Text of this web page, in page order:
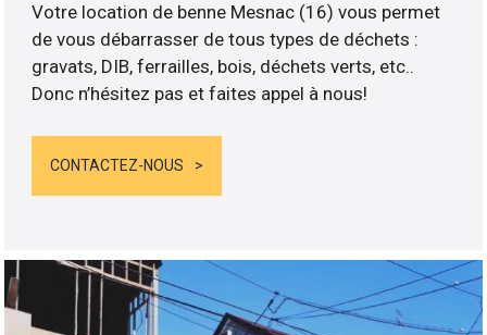
Votre location de benne Mesnac (16) vous permet
de vous débarrasser de tous types de déchets :
gravats, DIB, ferrailles, bois, déchets verts, etc..
Donc n’hésitez pas et faites appel à nous!
CONTACTEZ-NOUS